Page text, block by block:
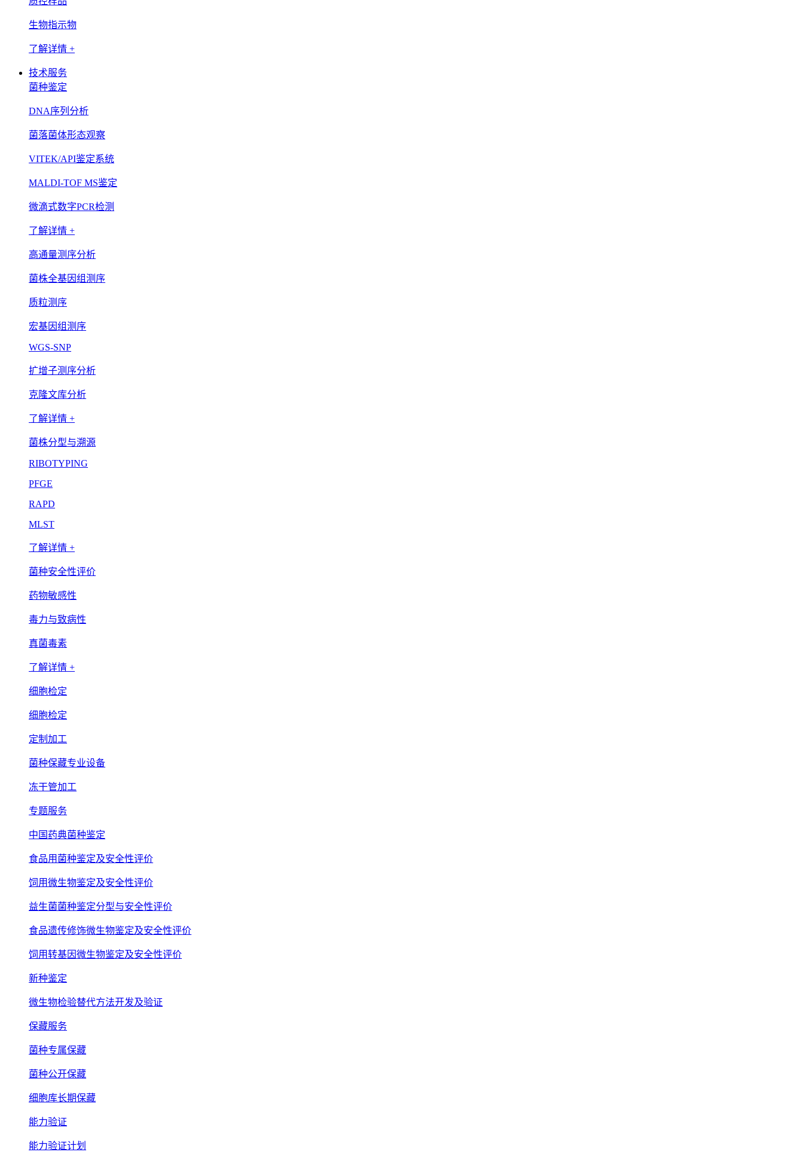
生物指示物
了解详情 +
技术服务
菌种鉴定
DNA序列分析
菌落菌体形态观察
VITEK/API鉴定系统
MALDI-TOF MS鉴定
微滴式数字PCR检测
了解详情 +
高通量测序分析
菌株全基因组测序
质粒测序
宏基因组测序
WGS-SNP
扩增子测序分析
克隆文库分析
了解详情 +
菌株分型与溯源
RIBOTYPING
PFGE
RAPD
MLST
了解详情 +
菌种安全性评价
药物敏感性
毒力与致病性
真菌毒素
了解详情 +
细胞检定
细胞检定
定制加工
菌种保藏专业设备
冻干管加工
专题服务
中国药典菌种鉴定
食品用菌种鉴定及安全性评价
饲用微生物鉴定及安全性评价
益生菌菌种鉴定分型与安全性评价
食品遗传修饰微生物鉴定及安全性评价
饲用转基因微生物鉴定及安全性评价
新种鉴定
微生物检验替代方法开发及验证
保藏服务
菌种专属保藏
菌种公开保藏
细胞库长期保藏
能力验证
能力验证计划